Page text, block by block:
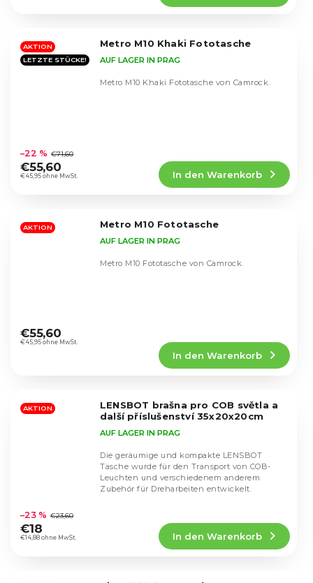
Sternen.
AKTION
LETZTE STÜCKE!
Metro M10 Khaki Fototasche
durchschnittliche
Produktbewertung
ist
Sternen.
AUF LAGER IN PRAG
€45,95 ohne MwSt.
–22 % €71,60
€55,60
In den Warenkorb
Metro M10 Khaki Fototasche von Camrock.
AKTION Metro M10 Fototasche
durchschnittliche
Produktbewertung
Sternen.
AUF LAGER IN PRAG
€45,95 ohne MwSt.
€55,60
In den Warenkorb
Metro M10 Fototasche von Camrock.
AKTION
LENSBOT brašna pro COB světla a
další příslušenství 35x20x20cm
durchschnittliche
Produktbewertung
ist
AUF LAGER IN PRAG
€14,88 ohne MwSt.
–23 % €23,60
€18
In den Warenkorb
Die geräumige und kompakte LENSBOT
Tasche wurde für den Transport von COB-
Leuchten und verschiedenem anderem
Zubehör für Dreharbeiten entwickelt.